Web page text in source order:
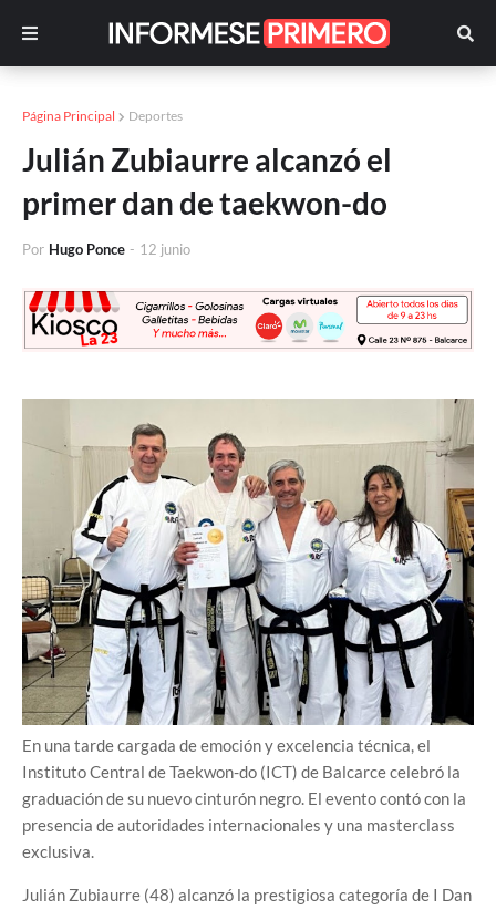
Página Principal Deportes
Julián Zubiaurre alcanzó el
primer dan de taekwon-do
Por Hugo Ponce - 12 junio
En una tarde cargada de emoción y excelencia técnica, el
Instituto Central de Taekwon-do (ICT) de Balcarce celebró la
graduación de su nuevo cinturón negro. El evento contó con la
presencia de autoridades internacionales y una masterclass
exclusiva.
Julián Zubiaurre (48) alcanzó la prestigiosa categoría de I Dan